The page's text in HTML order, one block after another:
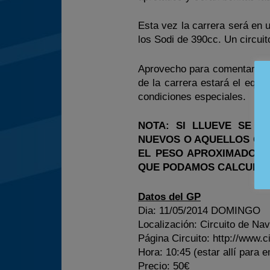
Esta vez la carrera será en
los Sodi de 390cc. Un
Aprovecho para
de la carrera estará el
condiciones especiales.
NOTA: SI LLUEVE SE
NUEVOS O AQUELLOS
EL PESO APROXIMADO
QUE PODAMOS
Datos del GP
Dia: 11/05/2014 DOMINGO
Localización: Circuito de
Página Circuito: http://
Hora: 10:45 (estar allí para
Precio: 50€